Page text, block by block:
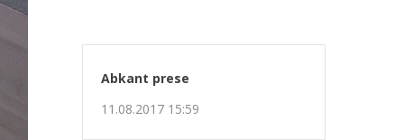
Abkant prese
11.08.2017 15:59